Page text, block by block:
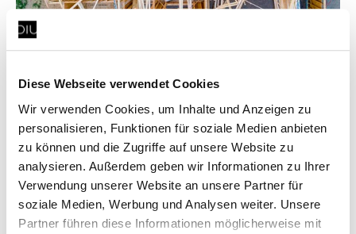
Diese Webseite verwendet Cookies
Wir verwenden Cookies, um Inhalte und Anzeigen zu
personalisieren, Funktionen für soziale Medien anbieten
zu können und die Zugriffe auf unsere Website zu
analysieren. Außerdem geben wir Informationen zu Ihrer
Verwendung unserer Website an unsere Partner für
soziale Medien, Werbung und Analysen weiter. Unsere
Partner führen diese Informationen möglicherweise mit
Refactoring von Terraform-Code
Wie man ein Fundament tauscht, ohne das Haus
abzureißen: Ein Hands-On Bericht zum Refactoring von IaC
Code für wachsende Teams und Systeme. Wir zeigen
konkrete Best-Practices aus unserer Erfahrung.